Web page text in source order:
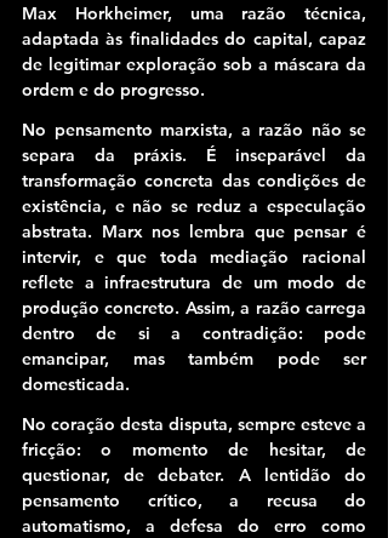
Max Horkheimer, uma razão técnica,
adaptada às finalidades do capital, capaz
de legitimar exploração sob a máscara da
ordem e do progresso.
No pensamento marxista, a razão não se
separa da práxis. É inseparável da
transformação concreta das condições de
existência, e não se reduz a especulação
abstrata. Marx nos lembra que pensar é
intervir, e que toda mediação racional
reflete a infraestrutura de um modo de
produção concreto. Assim, a razão carrega
dentro de si a contradição: pode
emancipar, mas também pode ser
domesticada.
No coração desta disputa, sempre esteve a
fricção: o momento de hesitar, de
questionar, de debater. A lentidão do
pensamento crítico, a recusa do
automatismo, a defesa do erro como